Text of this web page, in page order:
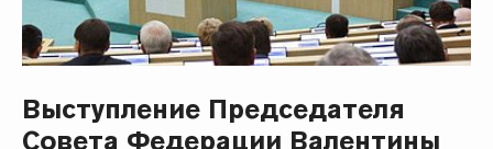
Выступление Председателя
Совета Федерации Валентины